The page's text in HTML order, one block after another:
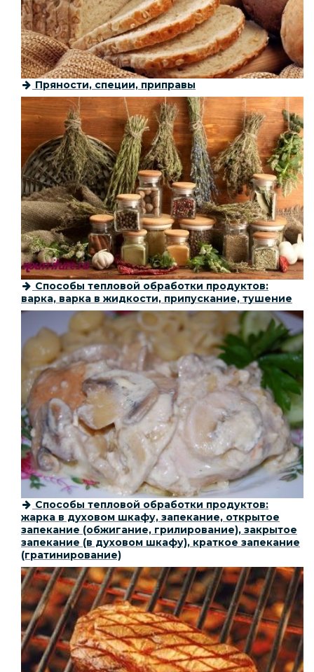
Пряности, специи, приправы
Способы тепловой обработки продуктов:
варка, варка в жидкости, припускание, тушение
Способы тепловой обработки продуктов:
жарка в духовом шкафу, запекание, открытое
запекание (обжигание, грилирование), закрытое
запекание (в духовом шкафу), краткое запекание
(гратинирование)